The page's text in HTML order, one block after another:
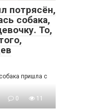
потрясён,
собака,
То,
пришла с
0 11